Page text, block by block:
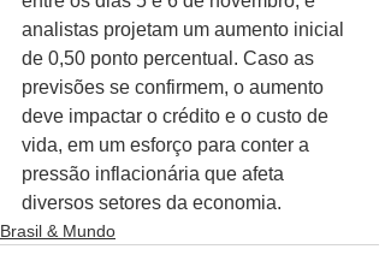
analistas projetam um aumento inicial
de 0,50 ponto percentual. Caso as
previsões se confirmem, o aumento
deve impactar o crédito e o custo de
vida, em um esforço para conter a
pressão inflacionária que afeta
diversos setores da economia.
Brasil & Mundo